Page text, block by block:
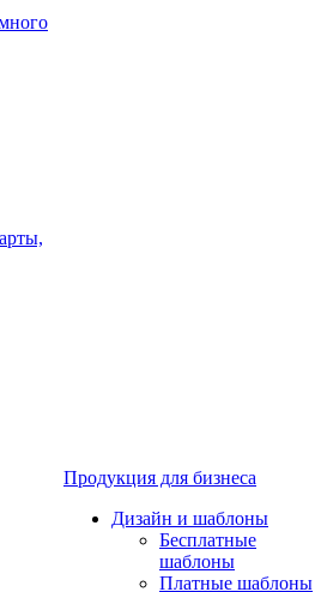
Продукция для бизнеса
Дизайн и шаблоны
Бесплатные
шаблоны
Платные шаблоны